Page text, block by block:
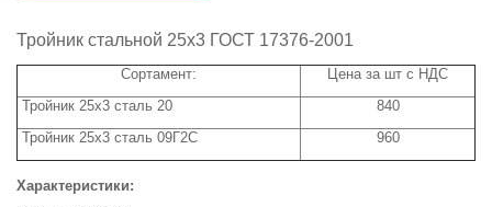
Тройник стальной 25х3 ГОСТ 17376-2001
Сортамент:
Цена за шт с НДС
Тройник 25x3 сталь 20
840
Тройник 25x3 сталь 09Г2С
960
Характеристики: